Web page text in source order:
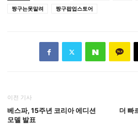
짱구는못말려
짱구팝업스토어
이전 기사
베스파, 15주년 코리아 에디션
모델 발표
더 빠